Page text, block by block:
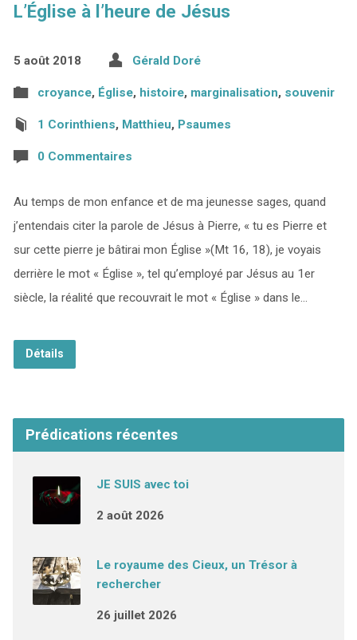
L’Église à l’heure de Jésus
5 août 2018 Gérald Doré
croyance, Église, histoire, marginalisation, souvenir
1 Corinthiens, Matthieu, Psaumes
0 Commentaires
Au temps de mon enfance et de ma jeunesse sages, quand
j’entendais citer la parole de Jésus à Pierre, « tu es Pierre et
sur cette pierre je bâtirai mon Église »(Mt 16, 18), je voyais
derrière le mot « Église », tel qu’employé par Jésus au 1er
siècle, la réalité que recouvrait le mot « Église » dans le…
Détails
Prédications récentes
JE SUIS avec toi
2 août 2026
Le royaume des Cieux, un Trésor à
rechercher
26 juillet 2026